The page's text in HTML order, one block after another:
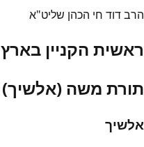
הרב דוד חי הכהן שליט"א
ראשית הקניין בארץ
תורת משה (אלשיך)
אלשיך